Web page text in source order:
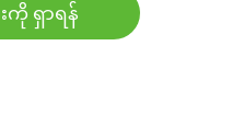
ကို ရှာရန်